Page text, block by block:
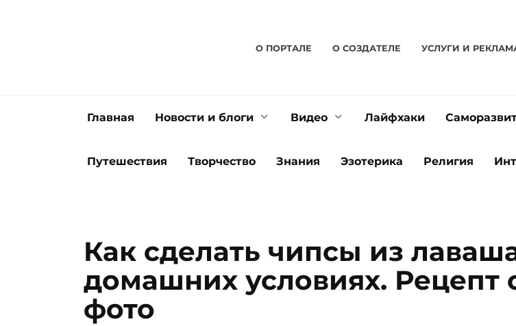
О ПОРТАЛЕ О CОЗДАТЕЛЕ УСЛУГИ И
Главная Новости и блоги Видео Лайфхаки
Путешествия Творчество Знания Эзотерика Религия
Как сделать чипсы из
домашних условиях. Рецепт
фото